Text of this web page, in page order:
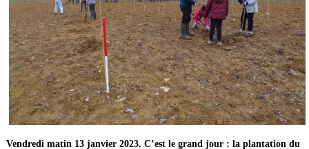
Vendredi matin 13 janvier 2023. C’est le grand jour : la plantation du